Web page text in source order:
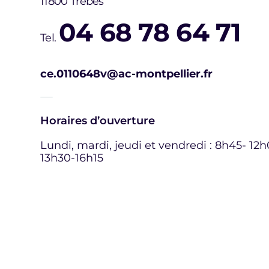
Tel. 04 68 78 64 71
ce.0110648v@ac-montpellier.fr
Horaires d’ouverture
Lundi, mardi, jeudi et vendredi : 8h45-
13h30-16h15